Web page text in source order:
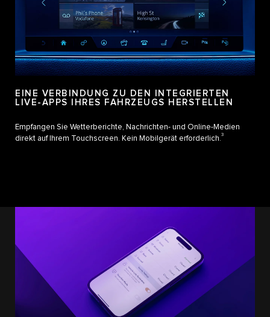
EINE VERBINDUNG ZU DEN INTEGRIERTEN
LIVE-APPS IHRES FAHRZEUGS HERSTELLEN
Empfangen Sie Wetterberichte, Nachrichten- und Online-Medien
direkt auf Ihrem Touchscreen. Kein Mobilgerät erforderlich.3